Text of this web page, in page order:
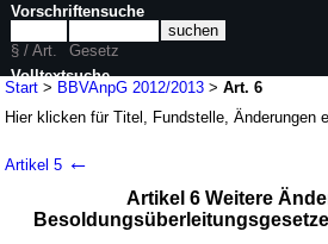
Start > BBVAnpG 2012/2013 >Art. 6
Hier klicken fürTitel, Fundstelle, Änderungen
(BBVAnpG 2012/2013)
Artikel 5 ←
Artikel 6 Weitere
Vorschriftensuche
§ / Art.
Gesetz
Volltextsuche
nur in BBVAnpG 2012/2013